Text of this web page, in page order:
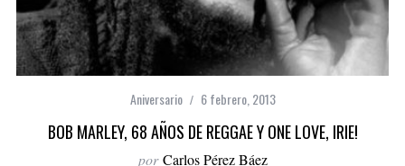
Aniversario 6 febrero, 2013
BOB MARLEY, 68 AÑOS DE REGGAE Y ONE LOVE, IRIE!
por Carlos Pérez Báez